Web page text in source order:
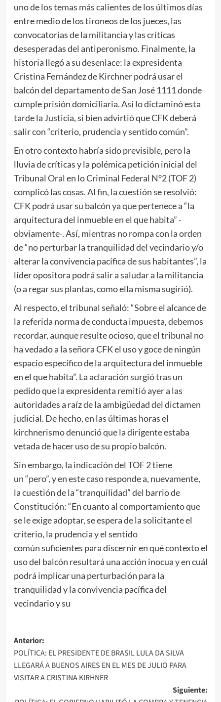
uno de los temas más calientes de los últimos días
entre medio de los tironeos de los jueces, las
convocatorias de la militancia y las críticas
desesperadas del antiperonismo. Finalmente, la
historia llegó a su desenlace: la expresidenta
Cristina Fernández de Kirchner podrá usar el
balcón del departamento de San José 1111 donde
cumple prisión domiciliaria. Así lo dictaminó esta
tarde la Justicia, si bien advirtió que CFK deberá
salir con “criterio, prudencia y sentido común”.
En otro contexto habría sido previsible, pero la
lluvia de críticas y la polémica petición inicial del
Tribunal Oral en lo Criminal Federal N°2 (TOF 2)
complicó las cosas. Al fin, la cuestión se resolvió:
CFK podrá usar su balcón ya que pertenece a “la
arquitectura del inmueble en el que habita” -
obviamente-. Así, mientras no rompa con la orden
de “no perturbar la tranquilidad del vecindario y/o
alterar la convivencia pacífica de sus habitantes”, la
líder opositora podrá salir a saludar a la militancia
(o a regar sus plantas, como ella misma sugirió).
Al respecto, el tribunal señaló: “Sobre el alcance de
la referida norma de conducta impuesta, debemos
recordar, aunque resulte ocioso, que el tribunal no
ha vedado a la señora CFK el uso y goce de ningún
espacio específico de la arquitectura del inmueble
en el que habita”. La aclaración surgió tras un
pedido que la expresidenta remitió ayer a las
autoridades a raíz de la ambigüedad del dictamen
judicial. De hecho, en las últimas horas el
kirchnerismo denunció que la dirigente estaba
vetada de hacer uso de su propio balcón.
Sin embargo, la indicación del TOF 2 tiene
un “pero”, y en este caso responde a, nuevamente,
la cuestión de la “tranquilidad” del barrio de
Constitución: “En cuanto al comportamiento que
se le exige adoptar, se espera de la solicitante el
criterio, la prudencia y el sentido
común suficientes para discernir en qué contexto el
uso del balcón resultará una acción inocua y en cuál
podrá implicar una perturbación para la
tranquilidad y la convivencia pacífica del
vecindario y su
Navegación
de
entradas
Anterior:
POLÍTICA: EL PRESIDENTE DE BRASIL LULA DA SILVA
LLEGARÁ A BUENOS AIRES EN EL MES DE JULIO PARA
VISITAR A CRISTINA KIRHNER
Siguiente: